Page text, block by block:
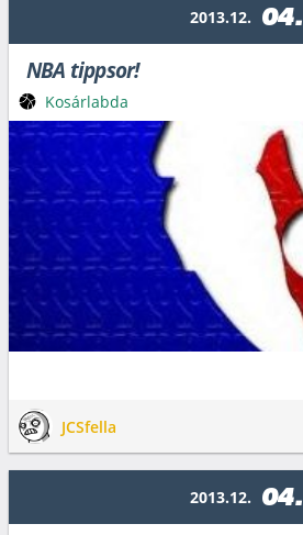
2013.12. 04.
NBA tippsor!
JCSfella
Kosárlabda
2013.12. 04.